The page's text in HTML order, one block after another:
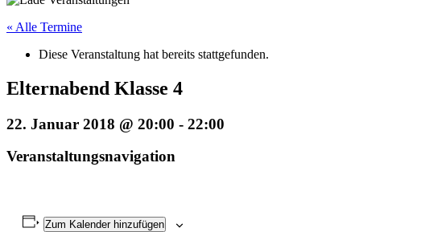
« Alle Termine
Diese Veranstaltung hat bereits stattgefunden.
Elternabend Klasse 4
22. Januar 2018 @ 20:00 - 22:00
Veranstaltungsnavigation
Zum Kalender hinzufügen